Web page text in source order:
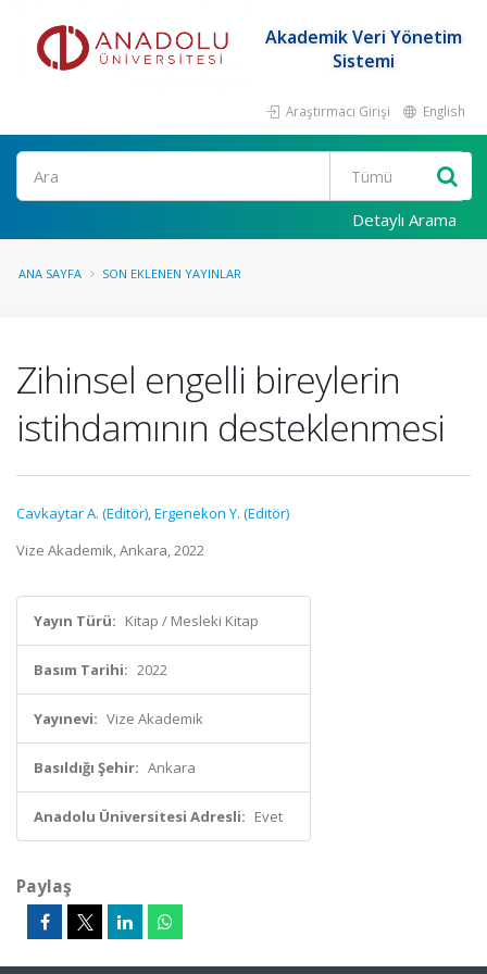
Akademik Veri Yönetim
Sistemi
Araştırmacı Girişi English
Ara
Detaylı Arama
ANA SAYFA SON EKLENEN YAYINLAR
Zihinsel engelli bireylerin
istihdamının desteklenmesi
Cavkaytar A. (Editör),Ergenekon Y. (Editör)
Vize Akademik, Ankara, 2022
Yayın Türü: Kitap / Mesleki Kitap
Basım Tarihi: 2022
Yayınevi: Vize Akademik
Basıldığı Şehir: Ankara
Anadolu Üniversitesi Adresli: Evet
Paylaş